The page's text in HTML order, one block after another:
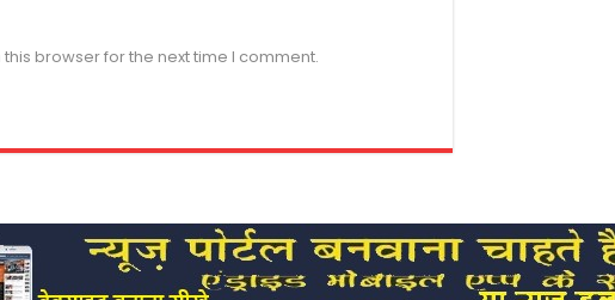
browser for the next time I comment.